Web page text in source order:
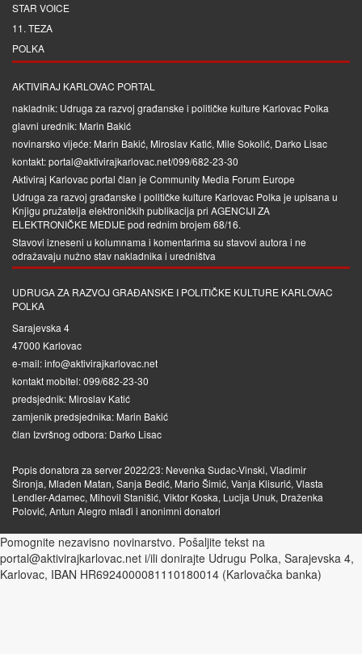
STAR VOICE
11. TEZA
POLKA
AKTIVIRAJ KARLOVAC PORTAL
nakladnik: Udruga za razvoj građanske i političke kulture Karlovac Polka
glavni urednik: Marin Bakić
novinarsko vijeće: Marin Bakić, Miroslav Katić, Mile Sokolić, Darko Lisac
kontakt: portal@aktivirajkarlovac.net/099/682-23-30
Aktiviraj Karlovac portal član je Community Media Forum Europe
Udruga za razvoj građanske i političke kulture Karlovac Polka je upisana u
Knjigu pružatelja elektroničkih publikacija pri AGENCIJI ZA
ELEKTRONIČKE MEDIJEpod rednim brojem 68/16.
Stavovi izneseni u kolumnama i komentarima su stavovi autora i ne
odražavaju nužno stav nakladnika i uredništva
UDRUGA ZA RAZVOJ GRAĐANSKE I POLITIČKE KULTURE KARLOVAC
POLKA
Sarajevska 4
47000 Karlovac
e-mail: info@aktivirajkarlovac.net
kontakt mobitel: 099/682-23-30
predsjednik: Miroslav Katić
zamjenik predsjednika: Marin Bakić
član Izvršnog odbora: Darko Lisac
Popis donatora za server 2022/23: Nevenka Sudac-Vinski, Vladimir
Šironja, Mladen Matan, Sanja Bedić, Mario Šimić, Vanja Klisurić, Vlasta
Lendler-Adamec, Mihovil Stanišić, Viktor Koska, Lucija Unuk, Draženka
Polović, Antun Alegro mlađi i anonimni donatori
Pomognite nezavisno novinarstvo. Pošaljite tekst na
portal@aktivirajkarlovac.net i/ili donirajte Udrugu Polka, Sarajevska 4,
Karlovac, IBAN HR6924000081110180014 (Karlovačka banka)